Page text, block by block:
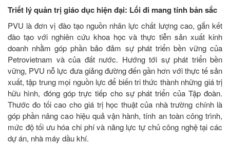
Triết lý quản trị giáo dục hiện đại: Lối đi mang tính bản sắc
PVU là đơn vị đào tạo nguồn nhân lực chất lượng cao, gắn kết
đào tạo với nghiên cứu khoa học và thực tiễn sản xuất kinh
doanh nhằm góp phần bảo đảm sự phát triển bền vững của
Petrovietnam và của đất nước. Hướng tới sự phát triển bền
vững, PVU nỗ lực đưa giảng đường đến gần hơn với thực tế sản
xuất, tập trung mọi nguồn lực để biến tri thức thành những giá trị
hữu hình, đóng góp trực tiếp cho sự phát triển của Tập đoàn.
Thước đo tối cao cho giá trị học thuật của nhà trường chính là
góp phần nâng cao hiệu quả vận hành, tính an toàn công trình,
mức độ tối ưu hóa chi phí và năng lực tự chủ công nghệ tại các
dự án, nhà máy dầu khí.